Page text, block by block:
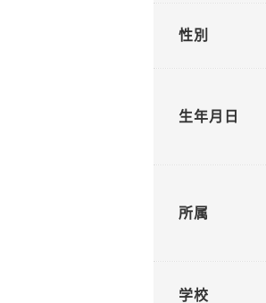
性別
生年月日
所属
学校